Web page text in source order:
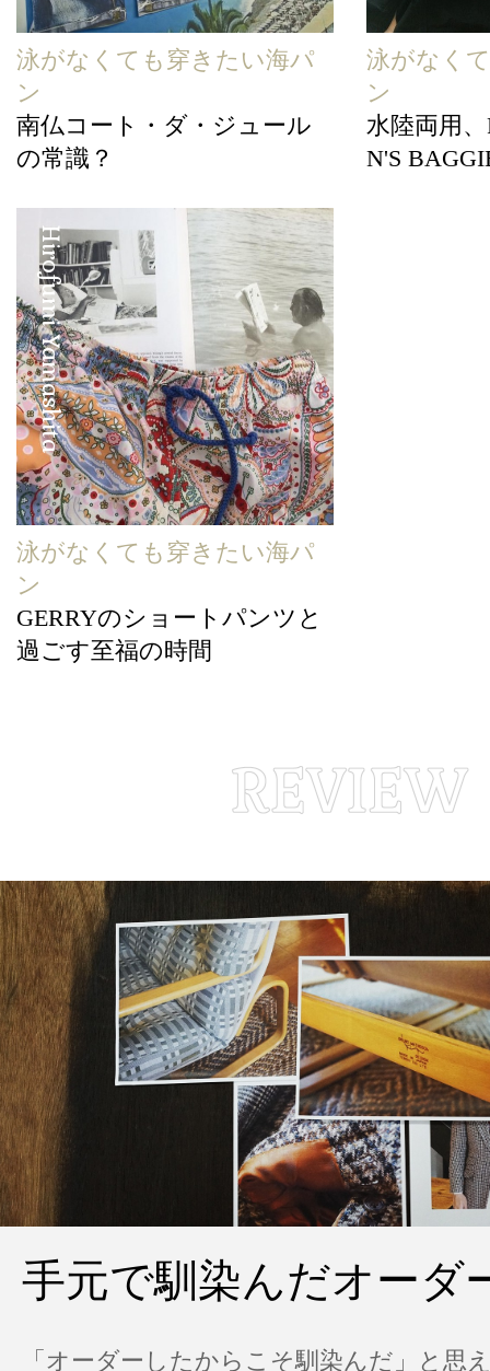
泳がなくても穿きたい海パ
ン
南仏コート・ダ・ジュール
の常識？
泳がなく
ン
水陸両用
N'S
Hirofumi Yamashita
泳がなくても穿きたい海パ
ン
GERRYのショートパンツと
過ごす至福の時間
手元で馴染んだオーダ
「オーダーしたからこそ馴染んだ」と思